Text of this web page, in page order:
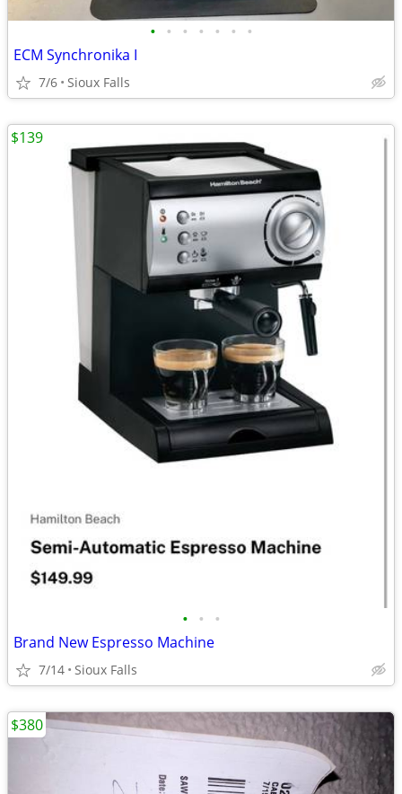
• • • • • • •
ECM Synchronika I
7/6 Sioux Falls
• • •
Brand New Espresso Machine
7/14 Sioux Falls
$139
$380